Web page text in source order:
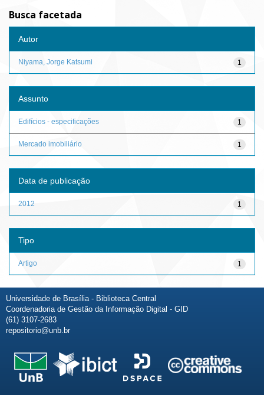
Busca facetada
Autor
1
Niyama, Jorge Katsumi
Assunto
1
Edifícios - especificações
1
Mercado imobiliário
Data de publicação
1
2012
Tipo
1
Artigo
Universidade de Brasília - Biblioteca Central
Coordenadoria de Gestão da Informação Digital - GID
(61) 3107-2683
repositorio@unb.br